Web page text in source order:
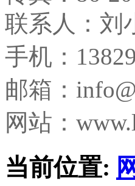
联系人：刘
手机：
邮箱：
网站：
当前位置: